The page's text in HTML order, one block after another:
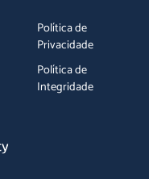
Política de
Privacidade
Política de
Integridade